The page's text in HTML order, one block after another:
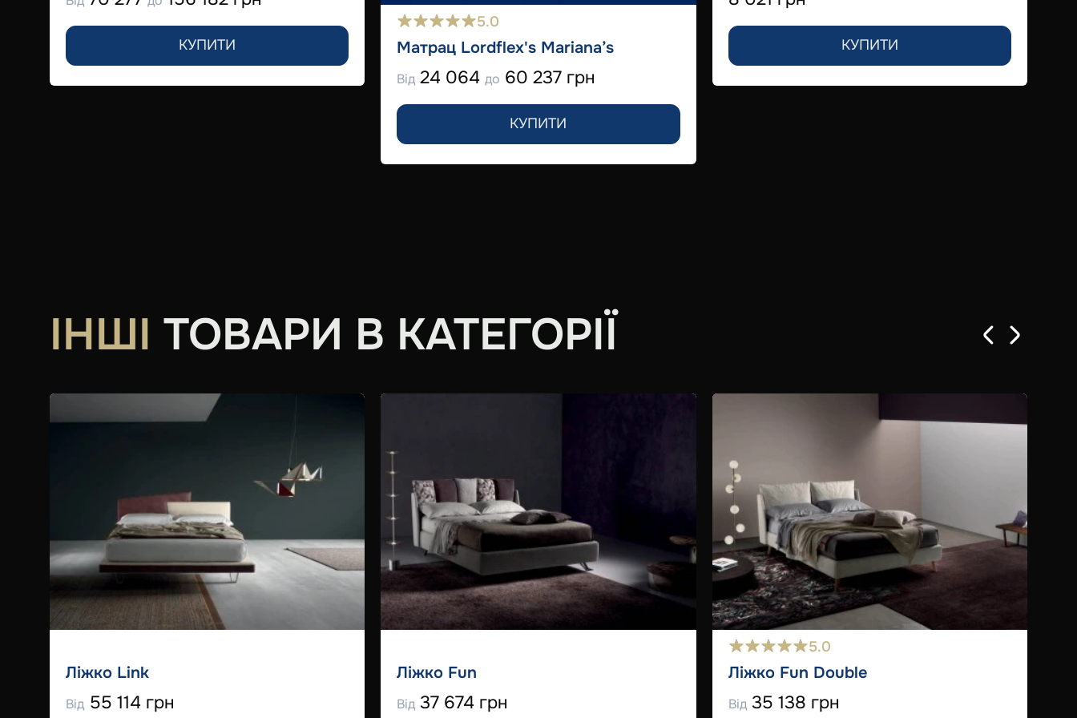
КУПИТИ
5.0
Матрац Lordflex's Mariana’s
Від 24 064до 60 237 грн
КУПИТИ
КУПИТИ
ІНШІ ТОВАРИ В КАТЕГОРІЇ
Ліжко Link
Від55 114 грн
Ліжко Fun
Від 37 674 грн
5.0
Ліжко Fun Double
Від35 138 грн